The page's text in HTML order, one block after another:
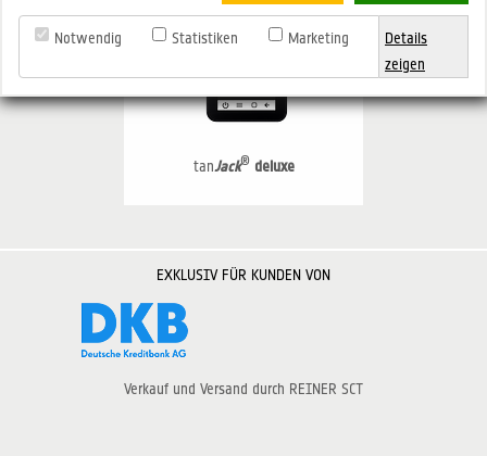
Notwendig Statistiken Marketing
Details
zeigen
tanJack® deluxe
EXKLUSIV FÜR KUNDEN VON
Verkauf und Versand durch REINER SCT